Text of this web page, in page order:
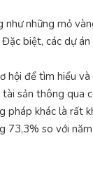
những mỏ
biệt, các dự
hội để tìm hiểu
sản thông
pháp khác là rất
so với